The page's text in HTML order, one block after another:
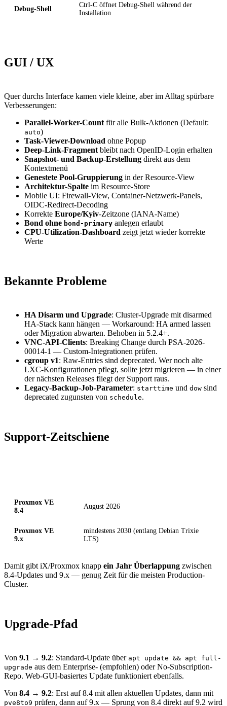
Debug-Shell
Ctrl-C öffnet Debug-Shell während der
Installation
GUI / UX
Quer durchs Interface kamen viele kleine, aber im Alltag spürbare
Verbesserungen:
Parallel-Worker-Count für alle Bulk-Aktionen (Default:
auto)
Task-Viewer-Download ohne Popup
Deep-Link-Fragment bleibt nach OpenID-Login erhalten
Snapshot- und Backup-Erstellung direkt aus dem
Kontextmenü
Genestete Pool-Gruppierung in der Resource-View
Architektur-Spalte im Resource-Store
Mobile UI: Firewall-View, Container-Netzwerk-Panels,
OIDC-Redirect-Decoding
Korrekte Europe/Kyiv-Zeitzone (IANA-Name)
Bond ohne bond-primary anlegen erlaubt
CPU-Utilization-Dashboard zeigt jetzt wieder korrekte
Werte
Bekannte Probleme
HA Disarm und Upgrade: Cluster-Upgrade mit disarmed
HA-Stack kann hängen — Workaround: HA armed lassen
oder Migration abwarten. Behoben in 5.2.4+.
VNC-API-Clients: Breaking Change durch PSA-2026-
00014-1 — Custom-Integrationen prüfen.
cgroup v1: Raw-Entries sind deprecated. Wer noch alte
LXC-Konfigurationen pflegt, sollte jetzt migrieren — in einer
der nächsten Releases fliegt der Support raus.
Legacy-Backup-Job-Parameter: starttime und dow sind
deprecated zugunsten von schedule.
Support-Zeitschiene
Proxmox VE
8.4
August 2026
Proxmox VE
9.x
mindestens 2030 (entlang Debian Trixie
LTS)
Damit gibt iX/Proxmox knapp ein Jahr Überlappung zwischen
8.4-Updates und 9.x — genug Zeit für die meisten Production-
Cluster.
Upgrade-Pfad
Von 9.1 → 9.2: Standard-Update über apt update && apt full-
upgrade aus dem Enterprise- (empfohlen) oder No-Subscription-
Repo. Web-GUI-basiertes Update funktioniert ebenfalls.
Von 8.4 → 9.2: Erst auf 8.4 mit allen aktuellen Updates, dann mit
pve8to9 prüfen, dann auf 9.x — Sprung von 8.4 direkt auf 9.2 wird